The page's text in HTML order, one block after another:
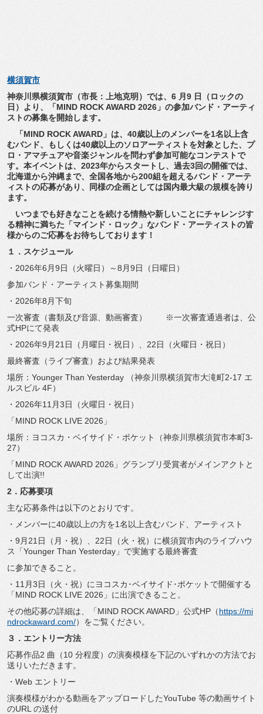
横須賀市
神奈川県横須賀市（市長：上地克明）では、6 月9 日（ロックの
日）より、「MIND ROCK AWARD 2026」の参加バンド・アーティ
ストの募集を開始します。
「MIND ROCK AWARD」は、40歳以上のメンバーを1名以上含
むバンド、
もしくは40歳以上のソロアーティストを対象とした、プ
ロ・ アマチュアや音楽ジャンルを問わず参加可能なコンテストで
す。 本イベントは、2023年からスタートし、過去3回の開催では、
北海道から沖縄まで、全国各地から200組を超えるバンド・ アーテ
ィストの応募があり、
同様の企画としては国内最大級の規模を誇り
ます。
いつまでも好きなことを続ける情熱や新しいことにチャレンジす
る精神に満ちた「マインド・ロック」なバンド・ アーティストの皆
様からのご応募をお待ちしております！
１．スケジュール
・2026年6月9日（火曜日）～8月9日（日曜日）
参加バンド・アーティスト募集期間
・2026年8月下旬
一次審査（書類及び音源、動画審査） ※一次審査通過者は、公
式HPにて発表
・2026年9月21日（月曜日・祝日）、22日（火曜日・ 祝日）
最終審査（ライブ審査）および結果発表
場所：Younger Than Yesterday （神奈川県横須賀市大滝町2-17 エ
ルスビル 4F）
・2026年11月3日（火曜日・祝日）
「MIND ROCK LIVE 2026」
場所：ヨコスカ・ベイサイド・ポケット（神奈川県横須賀市本町3-
27）
「MIND ROCK AWARD 2026」グランプリ受賞者がメインアクトと
して出演!!
2．応募要項
主な応募条件は以下のとおりです。
・メンバーに40歳以上の方を1名以上含むバンド、アーティスト
・9月21日（月・祝）、22日（火・祝） に横須賀市内のライブハウ
ス「Younger Than Yesterday」で実施する最終審査
に参加できること。
・11月3日（火・祝）にヨコスカ･ベイサイド･ポケットで開催する
「MIND ROCK LIVE 2026」に出演できること。
その他応募の詳細は、「MIND ROCK AWARD」公式HP（https://mi
ndrockaward.com/）をご覧ください。
３．エントリー方法
応募作品2 曲（10 分程度） の演奏模様を下記のいずれかの方法でお
送りいただきます。
・Web エントリー
演奏模様がわかる動画をアップロードしたYouTube 等の動画サイト
のURL の送付